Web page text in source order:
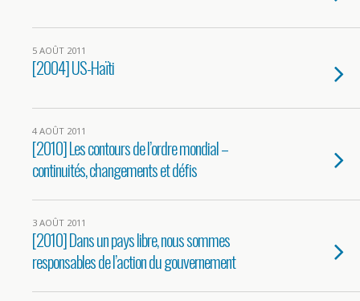
5 AOÛT 2011
[2004] US-Haïti
4 AOÛT 2011
[2010] Les contours de l’ordre mondial –
continuités, changements et défis
3 AOÛT 2011
[2010] Dans un pays libre, nous sommes
responsables de l’action du gouvernement